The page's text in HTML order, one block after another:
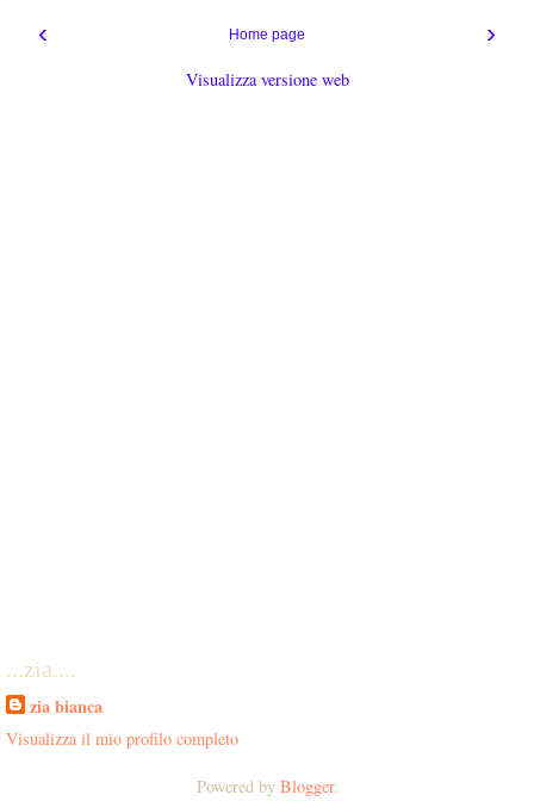
‹ ›
Home page
Visualizza versione web
...zia....
zia bianca
Visualizza il mio profilo completo
Powered by Blogger.